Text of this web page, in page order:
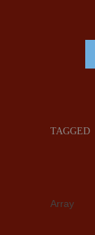
TAGGED
Array